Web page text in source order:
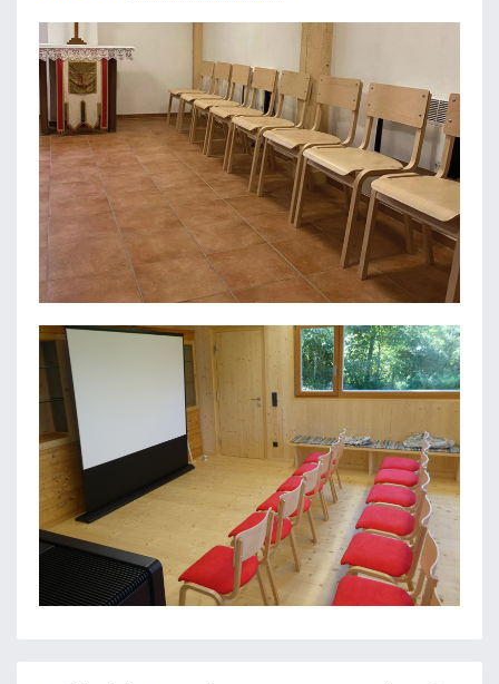
EV. PFARRAMT MÖCKERN